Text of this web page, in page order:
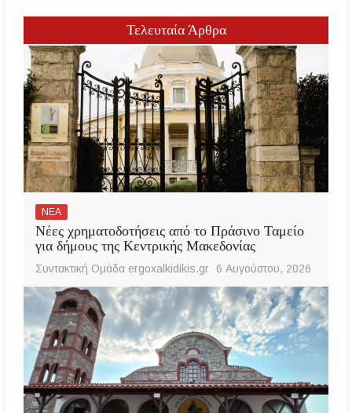
Τελευταία Άρθρα
ΝΕΑ
Νέες χρηματοδοτήσεις από το Πράσινο Ταμείο
για δήμους της Κεντρικής Μακεδονίας
Συντακτική Ομάδα ergoxalkidikis.gr 6 Αυγούστου, 2026